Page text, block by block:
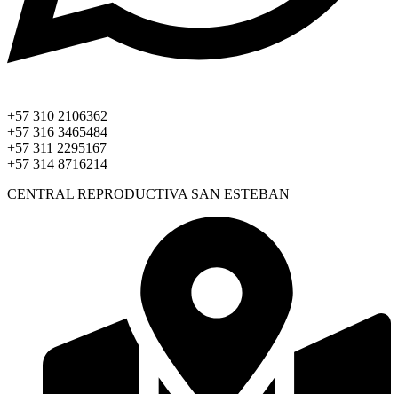
+57 310 2106362
+57 316 3465484
+57 311 2295167
+57 314 8716214
CENTRAL REPRODUCTIVA SAN ESTEBAN